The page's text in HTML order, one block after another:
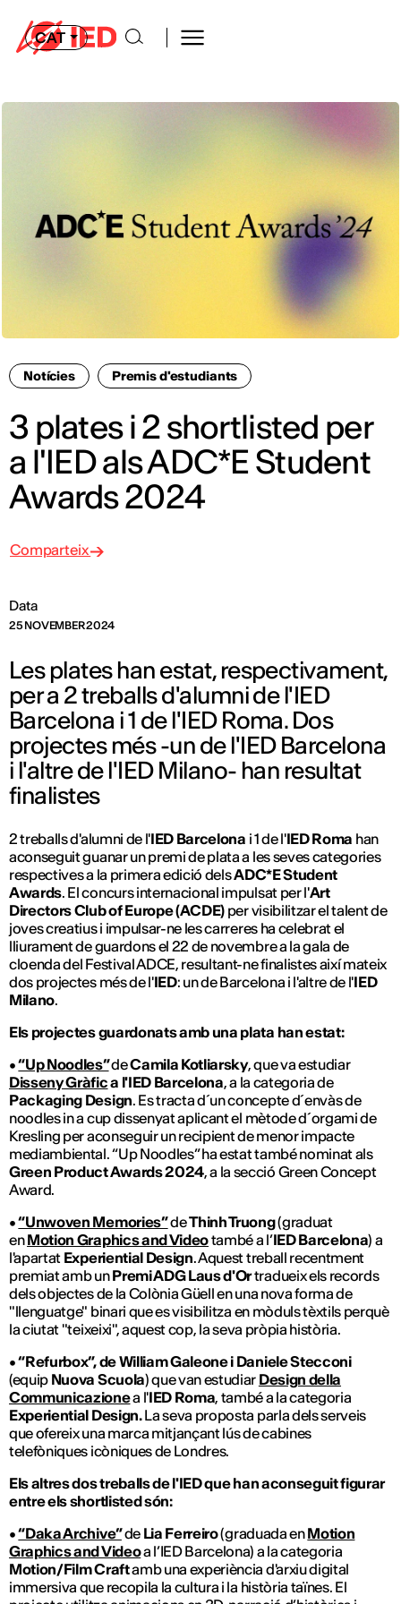
CAT
Notícies Premis d'estudiants
3 plates i 2 shortlisted per
a l'IED als ADC*E Student
Awards 2024
Data
25 NOVEMBER 2024
Comparteix
Les plates han estat, respectivament,
per a 2 treballs d'alumni de l'IED
Barcelona i 1 de l'IED Roma. Dos
projectes més -un de l'IED Barcelona
i l'altre de l'IED Milano- han resultat
finalistes
2 treballs d'alumni de l'IED Barcelona i 1 de l'IEDRoma han
aconseguit guanar un premi de plata a les seves categories
respectives a la primera edició delsADC*E Student
Awards. El concurs internacional impulsat per l'Art
DirectorsClubof Europe (ACDE) per visibilitzar el talent de
joves creatius i impulsar-ne les carreres ha celebrat el
lliurament de guardons el 22 de novembre a la gala de
cloenda del Festival ADCE, resultant-ne finalistes així mateix
dos projectes més de l'IED: un de Barcelona i l'altre de l'IED
Milano.
Els projectes guardonats amb una plata han estat:
•“Up Noodles”deCamila Kotliarsky, que va estudiar
Disseny Gràfica l'IED Barcelona, ​​a la categoria de
Packaging Design. Es tracta d´un concepte d´envàs de
noodles in a cupdissenyat aplicant el mètode d´orgami de
Kresling per aconseguir un recipient de menor impacte
mediambiental. “Up Noodles” ha estat també nominat als
Green Product Awards 2024, a la secció Green Concept
Award.
•“Unwoven Memories”deThinh Truong(graduat
enMotion Graphics and Videotambé a l’IED Barcelona) a
l'apartat Experiential Design. Aquest treball recentment
premiat amb unPremi ADG Laus d'Ortradueix els records
dels objectes de la Colònia Güell en una nova forma de
"llenguatge" binari que es visibilitza en mòduls tèxtils perquè
la ciutat "teixeixi", aquest cop, la seva pròpia història.
•“Refurbox”, de William Galeone i Daniele Stecconi
(equip Nuova Scuola) que van estudiar Design della
Communicazionea l'IED Roma, també a la categoria
Experiential Design.La seva proposta parla dels serveis
que ofereix una marca mitjançant lús de cabines
telefòniques icòniques de Londres.
Els altres dos treballs de l'IED que han aconseguit figurar
entre els shortlisted són:
•“Daka Archive”de Lia Ferreiro(graduada enMotion
Graphics and Videoa l’IED Barcelona) a la categoria
Motion/Film Craftamb una experiència d'arxiu digital
immersiva que recopila la cultura i la història taïnes. El